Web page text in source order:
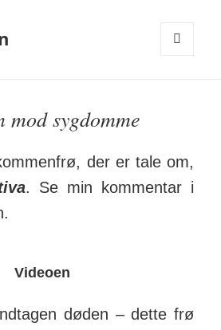
mod sygdomme
der er tale om,
. Se min kom­mentar i
Videoen
døden – dette frø